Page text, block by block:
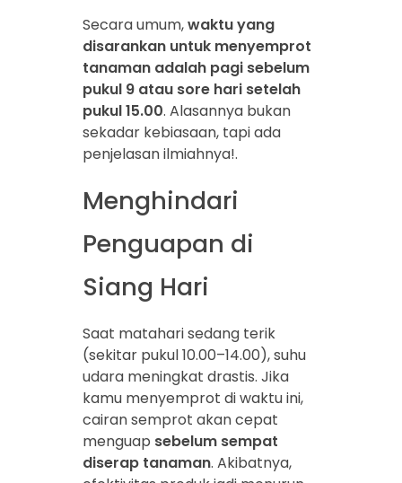
Secara umum,waktu yang
disarankan untuk menyemprot
tanaman adalah pagi sebelum
pukul 9 atau sore hari setelah
pukul 15.00. Alasannya bukan
sekadar kebiasaan, tapi ada
penjelasan ilmiahnya!.
Menghindari
Penguapan di
Siang Hari
Saat matahari sedang terik
(sekitar pukul 10.00–14.00), suhu
udara meningkat drastis. Jika
kamu menyemprot di waktu ini,
cairan semprot akan cepat
menguap sebelum sempat
diserap tanaman. Akibatnya,